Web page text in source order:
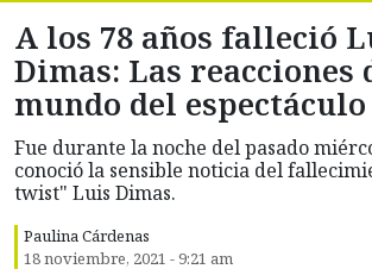
A los 78 años falleció
Dimas: Las reacciones
mundo del espectáculo
Fue durante la noche del pasado
conoció la sensible noticia del
twist" Luis Dimas.
Paulina Cárdenas
18 noviembre, 2021 - 9:21 am